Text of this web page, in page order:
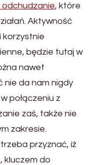
odchudzanie, które
Aktywność
korzystnie
będzie tutaj w
nawet
nie da nam nigdy
połączeniu z
zaś, także nie
zakresie.
przyznać, iż
kluczem do